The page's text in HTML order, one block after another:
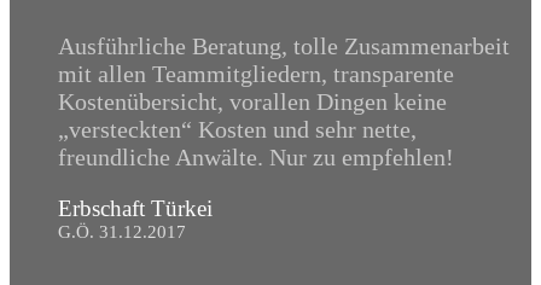
Ausführliche Beratung, tolle Zusammenarbeit
mit allen Teammitgliedern, transparente
Kostenübersicht, vorallen Dingen keine
„versteckten“ Kosten und sehr nette,
freundliche Anwälte. Nur zu empfehlen!
Erbschaft Türkei
G.Ö. 31.12.2017